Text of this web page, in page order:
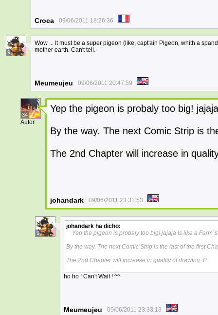
Croca 09/06/2011 18:26:36
9
Wow ... It must be a super pigeon (like, capt'ain Pigeon, whith a
mother earth. Can't tell.
Meumeujeu 09/06/2011 20:47:59
34
Autor
Yep the pigeon is probaly too big!
By the way. The next Comic Strip is
The 2nd Chapter will increase in
johandark 09/06/2011 23:31:53
9
johandark ha dicho:
Yep the pigeon is probaly too big! jajaja Is like a
By the way. The next Comic Strip is the last of the first
The 2nd Chapter will increase in quality of drawing :P
ho ho ! Can't Wait ! ^^
Meumeujeu 09/06/2011 23:33:18